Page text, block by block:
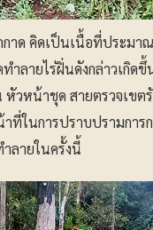
ด คิดเป็นเนื้อที่ประมาณ
ลายไร่ฝิ่นดังกล่าวเกิดขึ้
หัวหน้าชุด สายตรวจเข
ในการปราบปรามการ
ลายในครั้งนี้